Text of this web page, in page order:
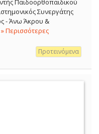
Παιδοορθοπαιδικού
Συνεργάτης
- Άνω Άκρου &
» Περισσότερες
Προτεινόμενα